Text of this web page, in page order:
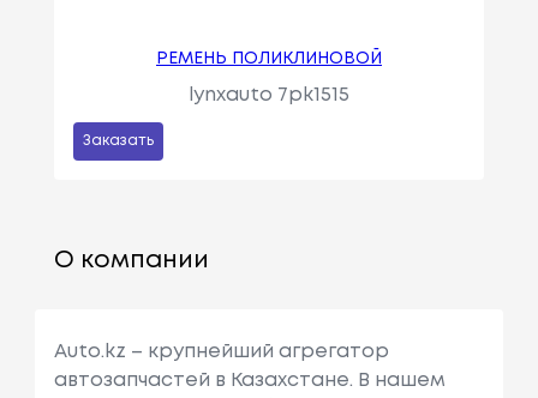
РЕМЕНЬ ПОЛИКЛИНОВОЙ
lynxauto 7pk1515
Заказать
О компании
Auto.kz – крупнейший агрегатор
автозапчастей в Казахстане. В нашем